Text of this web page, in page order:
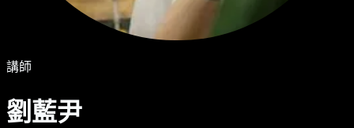
講師
劉藍尹